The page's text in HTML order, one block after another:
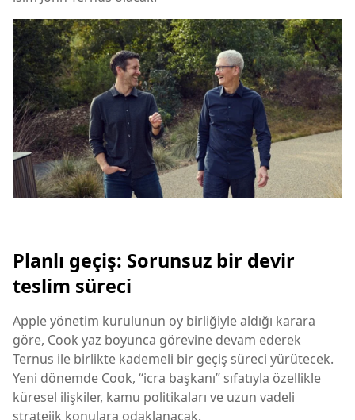
Planlı geçiş: Sorunsuz bir devir
teslim süreci
Apple yönetim kurulunun oy birliğiyle aldığı karara
göre, Cook yaz boyunca görevine devam ederek
Ternus ile birlikte kademeli bir geçiş süreci yürütecek.
Yeni dönemde Cook, “icra başkanı” sıfatıyla özellikle
küresel ilişkiler, kamu politikaları ve uzun vadeli
stratejik konulara odaklanacak.